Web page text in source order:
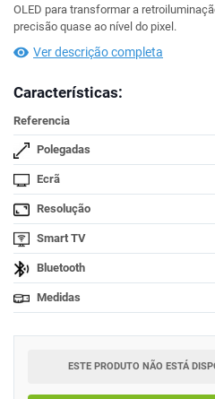
OLED para transformar a
precisão quase ao nível do pixel.
Ver descrição completa
Características:
Referencia
Polegadas
Ecrã
Resolução
Smart TV
Bluetooth
Medidas
ESTE PRODUTO NÃO ESTÁ